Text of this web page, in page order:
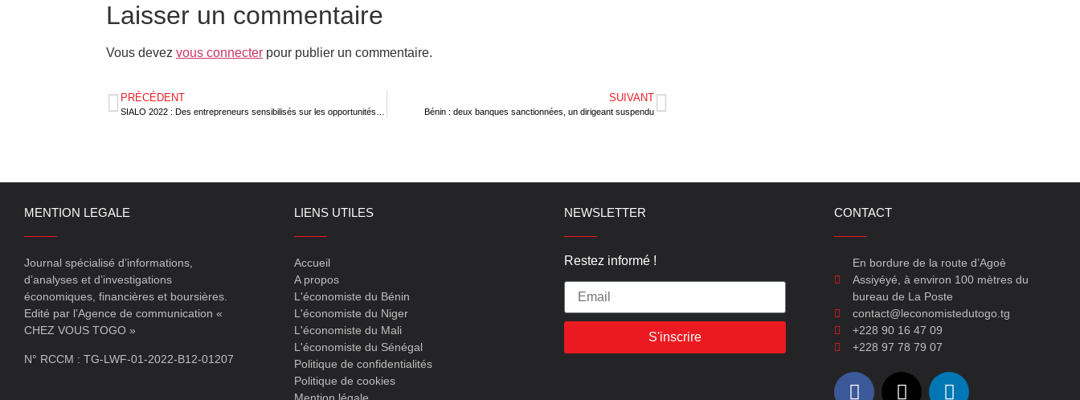
Laisser un commentaire
Vous devez vous connecter pour publier un commentaire.
PRÉCÉDENT
SIALO 2022 : Des entrepreneurs sensibilisés sur les opportunités de la ZLECAF
SUIVANT
Bénin : deux banques sanctionnées, un dirigeant suspendu
MENTION LEGALE
Journal spécialisé d’informations,
d’analyses et d’investigations
économiques, financières et boursières.
Edité par l’Agence de communication «
CHEZ VOUS TOGO »
N° RCCM : TG-LWF-01-2022-B12-01207
LIENS UTILES
Accueil
A propos
L'économiste du Bénin
L'économiste du Niger
L'économiste du Mali
L'économiste du Sénégal
Politique de confidentialités
Politique de cookies
NEWSLETTER
Restez informé !
S'inscrire
CONTACT
En bordure de la route d’Agoè
Assiyéyé, à environ 100 mètres du
bureau de La Poste
contact@leconomistedutogo.tg
+228 90 16 47 09
+228 97 78 79 07